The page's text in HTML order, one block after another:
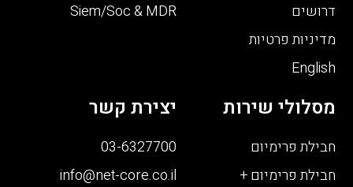
דרושים
מדיניות פרטיות
English
Siem/Soc & MDR
מסלולי שירות
חבילת פרימיום
חבילת פרימיום +
יצירת קשר
03-6327700
info@net-core.co.il